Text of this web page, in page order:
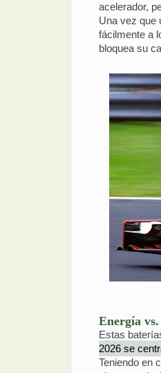
acelerador,
Una vez que
fácilmente a
bloquea su
Energía
Estas
2026 se
Teniendo en